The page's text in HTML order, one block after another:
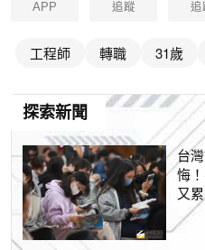
APP 追蹤 追
工程師 轉職 31歲
探索新聞
台
悔
又累